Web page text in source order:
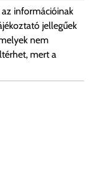
az információinak
jellegűek
nem
mert a